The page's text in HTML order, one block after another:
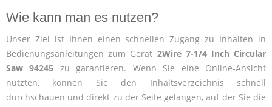
Wie kann man es nutzen?
Unser Ziel ist Ihnen einen schnellen Zugang zu Inhalten in
Bedienungsanleitungen zum Gerät 2Wire 7-1/4 Inch Circular
Saw 94245 zu garantieren. Wenn Sie eine Online-Ansicht
nutzten, können Sie den Inhaltsverzeichnis schnell
durchschauen und direkt zu der Seite gelangen, auf der Sie die